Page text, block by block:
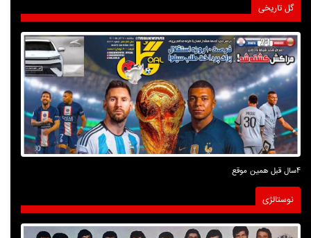
گل تاریخی
4سال قبل همین موقع
نوستالژی